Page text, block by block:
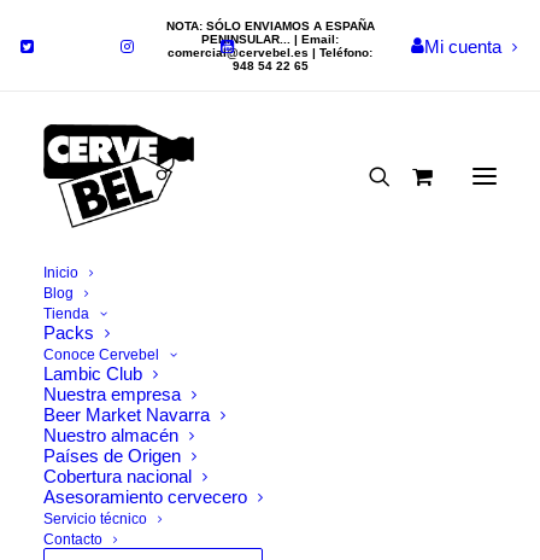
NOTA: SÓLO ENVIAMOS A ESPAÑA
PENINSULAR... | Email:
comercial@cervebel.es | Teléfono:
948 54 22 65
Mi cuenta
Inicio
Blog
Tienda
Packs
Conoce Cervebel
Lambic Club
Nuestra empresa
Beer Market Navarra
Nuestro almacén
Países de Origen
Cobertura nacional
Asesoramiento cervecero
Servicio técnico
Contacto
Nada Encontrado
Parece que no podemos encontrar lo que estamos
buscando. Tal vez la búsqueda puede ayudar.